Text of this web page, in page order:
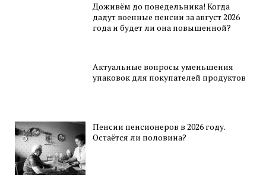
Доживём до понедельника! Когда
дадут военные пенсии за август 2026
года и будет ли она повышенной?
Актуальные вопросы уменьшения
упаковок для покупателей продуктов
Пенсии пенсионеров в 2026 году.
Остаётся ли половина?